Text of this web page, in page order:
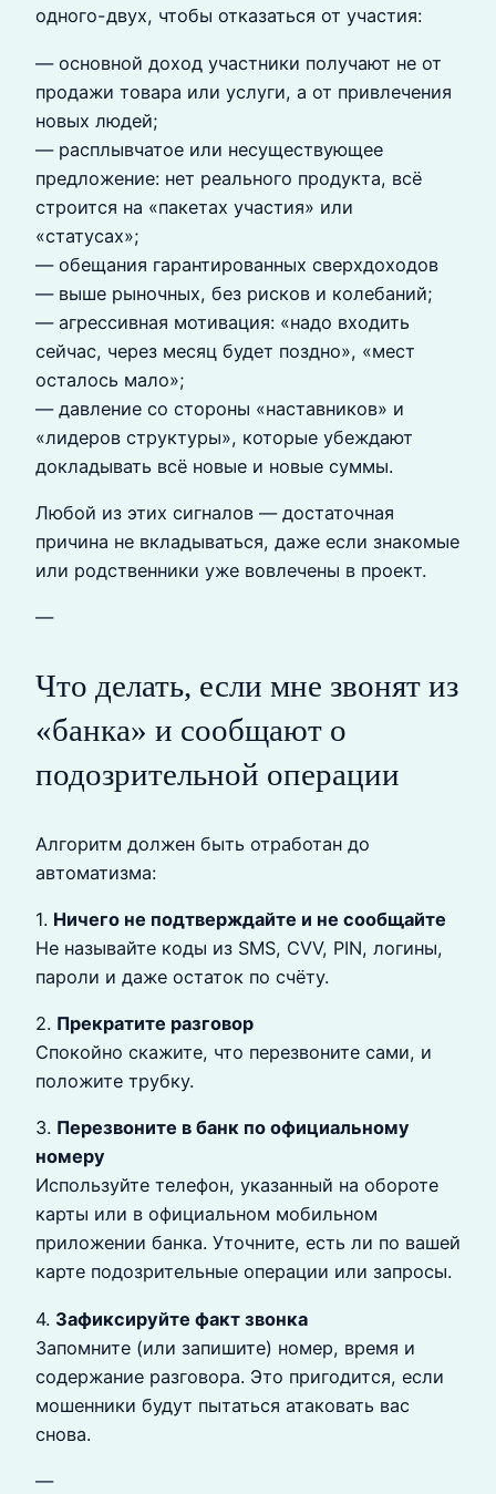
одного-двух, чтобы отказаться от участия:
— основной доход участники получают не от
продажи товара или услуги, а от привлечения
новых людей;
— расплывчатое или несуществующее
предложение: нет реального продукта, всё
строится на «пакетах участия» или
«статусах»;
— обещания гарантированных сверхдоходов
— выше рыночных, без рисков и колебаний;
— агрессивная мотивация: «надо входить
сейчас, через месяц будет поздно», «мест
осталось мало»;
— давление со стороны «наставников» и
«лидеров структуры», которые убеждают
докладывать всё новые и новые суммы.
Любой из этих сигналов — достаточная
причина не вкладываться, даже если знакомые
или родственники уже вовлечены в проект.
—
Что делать, если мне звонят из
«банка» и сообщают о
подозрительной операции
Алгоритм должен быть отработан до
автоматизма:
1. Ничего не подтверждайте и не сообщайте
Не называйте коды из SMS, CVV, PIN, логины,
пароли и даже остаток по счёту.
2. Прекратите разговор
Спокойно скажите, что перезвоните сами, и
положите трубку.
3. Перезвоните в банк по официальному
номеру
Используйте телефон, указанный на обороте
карты или в официальном мобильном
приложении банка. Уточните, есть ли по вашей
карте подозрительные операции или запросы.
4. Зафиксируйте факт звонка
Запомните (или запишите) номер, время и
содержание разговора. Это пригодится, если
мошенники будут пытаться атаковать вас
снова.
—